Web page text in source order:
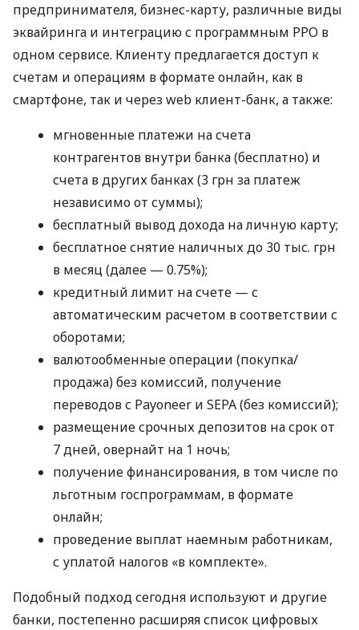
предпринимателя, бизнес-карту, различные виды
эквайринга и интеграцию с программным РРО в
одном сервисе. Клиенту предлагается доступ к
счетам и операциям в формате онлайн, как в
смартфоне, так и через web клиент-банк, а также:
мгновенные платежи на счета
контрагентов внутри банка (бесплатно) и
счета в других банках (3 грн за платеж
независимо от суммы);
бесплатный вывод дохода на личную карту;
бесплатное снятие наличных до 30 тыс. грн
в месяц (далее — 0.75%);
кредитный лимит на счете — с
автоматическим расчетом в соответствии с
оборотами;
валютообменные операции (покупка/
продажа) без комиссий, получение
переводов с Payoneer и SEPA (без комиссий);
размещение срочных депозитов на срок от
7 дней, овернайт на 1 ночь;
получение финансирования, в том числе по
льготным госпрограммам, в формате
онлайн;
проведение выплат наемным работникам,
с уплатой налогов «в комплекте».
Подобный подход сегодня используют и другие
банки, постепенно расширяя список цифровых